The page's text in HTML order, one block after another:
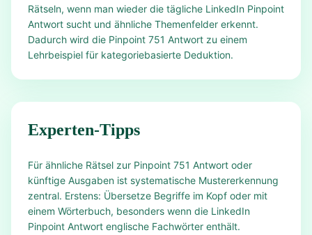
Rätseln, wenn man wieder die tägliche LinkedIn Pinpoint
Antwort sucht und ähnliche Themenfelder erkennt.
Dadurch wird die Pinpoint 751 Antwort zu einem
Lehrbeispiel für kategoriebasierte Deduktion.
Experten-Tipps
Für ähnliche Rätsel zur Pinpoint 751 Antwort oder
künftige Ausgaben ist systematische Mustererkennung
zentral. Erstens: Übersetze Begriffe im Kopf oder mit
einem Wörterbuch, besonders wenn die LinkedIn
Pinpoint Antwort englische Fachwörter enthält.